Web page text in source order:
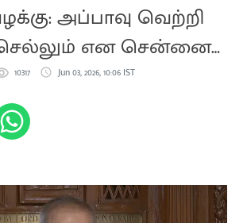
அப்பாவு வெற்றி
என சென்னை
தீர்ப்பு
10317 Jun 03, 2026, 10:06 IST